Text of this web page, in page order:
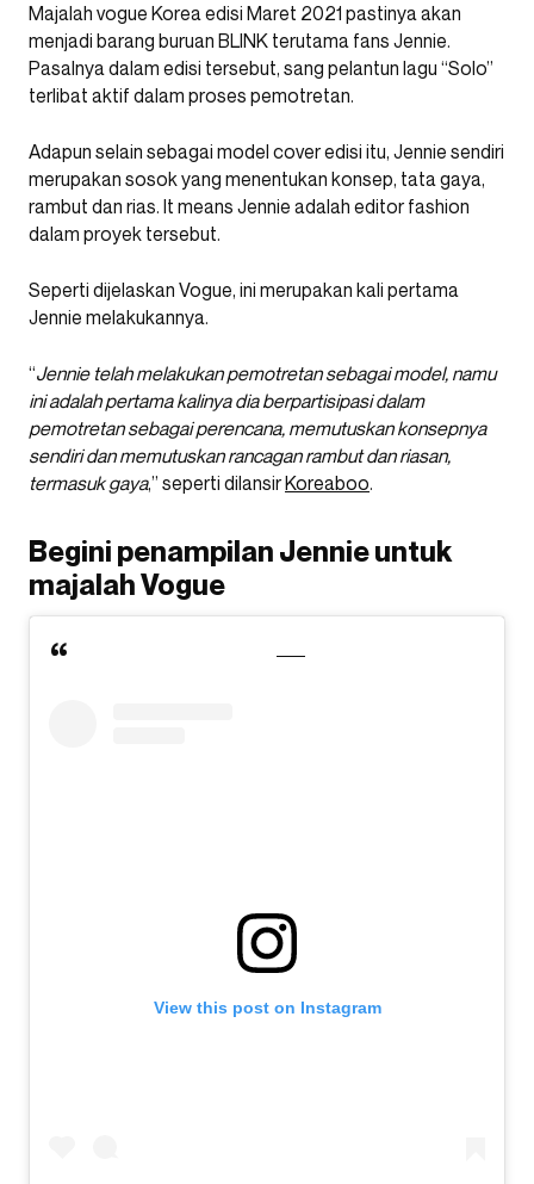
Majalah vogue Korea edisi Maret 2021 pastinya akan
menjadi barang buruan BLINK terutama fans Jennie.
Pasalnya dalam edisi tersebut, sang pelantun lagu “Solo”
terlibat aktif dalam proses pemotretan.
Adapun selain sebagai model cover edisi itu, Jennie sendiri
merupakan sosok yang menentukan konsep, tata gaya,
rambut dan rias. It means Jennie adalah editor fashion
dalam proyek tersebut.
Seperti dijelaskan Vogue, ini merupakan kali pertama
Jennie melakukannya.
“Jennie telah melakukan pemotretan sebagai model, namu
ini adalah pertama kalinya dia berpartisipasi dalam
pemotretan sebagai perencana, memutuskan konsepnya
sendiri dan memutuskan rancagan rambut dan riasan,
termasuk gaya,” seperti dilansirKoreaboo.
Begini penampilan Jennie untuk
majalah Vogue
View this post on Instagram